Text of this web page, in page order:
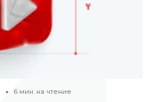
6 мин. на чтение